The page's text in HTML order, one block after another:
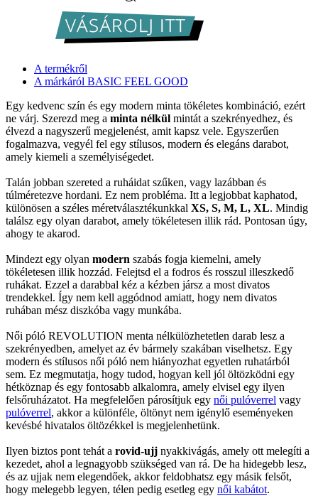
A termékről
A márkáról BASIC FEEL GOOD
Egy kedvenc szín és egy modern minta tökéletes kombináció, ezért
ne várj. Szerezd meg a minta nélkül mintát a szekrényedhez, és
élvezd a nagyszerű megjelenést, amit kapsz vele. Egyszerűen
fogalmazva, vegyél fel egy stílusos, modern és elegáns darabot,
amely kiemeli a személyiségedet.
Talán jobban szereted a ruháidat szűken, vagy lazábban és
túlméretezve hordani. Ez nem probléma. Itt a legjobbat kaphatod,
különösen a széles méretválasztékunkkal XS, S, M, L, XL. Mindig
találsz egy olyan darabot, amely tökéletesen illik rád. Pontosan úgy,
ahogy te akarod.
Mindezt egy olyan modern szabás fogja kiemelni, amely
tökéletesen illik hozzád. Felejtsd el a fodros és rosszul illeszkedő
ruhákat. Ezzel a darabbal kéz a kézben jársz a most divatos
trendekkel. Így nem kell aggódnod amiatt, hogy nem divatos
ruhában mész diszkóba vagy munkába.
Női póló REVOLUTION menta nélkülözhetetlen darab lesz a
szekrényedben, amelyet az év bármely szakában viselhetsz. Egy
modern és stílusos női póló nem hiányozhat egyetlen ruhatárból
sem. Ez megmutatja, hogy tudod, hogyan kell jól öltözködni egy
hétköznap és egy fontosabb alkalomra, amely elvisel egy ilyen
felsőruházatot. Ha megfelelően párosítjuk egy női pulóverrel vagy
pulóverrel, akkor a különféle, öltönyt nem igénylő eseményeken
kevésbé hivatalos öltözékkel is megjelenhetünk.
Ilyen biztos pont tehát a rovid-ujj nyakkivágás, amely ott melegíti a
kezedet, ahol a legnagyobb szükséged van rá. De ha hidegebb lesz,
és az ujjak nem elegendőek, akkor feldobhatsz egy másik felsőt,
hogy melegebb legyen, télen pedig esetleg egy női kabátot.